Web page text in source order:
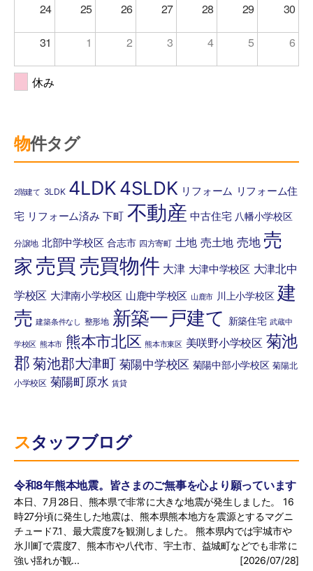
法令の規定に基づく場合
人の生命または財産の保護のため必要がある
場合であって、ご本人の同意を得ることが困
難である場合
のために特に必要がある場合であって、本人
の同意を得ることが困難であるとき
国の機関もしくは地方自治体または、その委
託を受けた者が法令の定める事務を遂行する
ことに対して協力する必要がある場合であっ
て、ご本人の同意を得ることにより当該事務
の遂行に支障を及ぼす恐れが有る場合
（提供する第三者）
売主・売主または当社と販売業務委託契約を
締結した会社または組織
契約の相手方になる者またはその見込み客
お客様の利益のため必要と考える以下の不動
他の宅地建物取引業者への提供*(1)
インターネット広告への掲載及びその掲載業
者、団体*(2)
24 25 26 27 28 29 30
31 1 2 3 4 5 6
休み
物件タグ
2階建て 3LDK 4LDK4SLDK リフォーム リフォーム住
宅 リフォーム済み 下町 不動産 中古住宅 八幡小学校区
分譲地 北部中学校区 合志市 四方寄町 土地 売土地 売地 売
家 売買 売買物件 大津 大津中学校区 大津北中
学校区 大津南小学校区 山鹿中学校区 山鹿市 川上小学校区 建
売 建築条件なし 整形地 新築一戸建て 新築住宅 武蔵中
学校区 熊本市 熊本市北区 熊本市東区 美咲野小学校区 菊池
郡 菊池郡大津町 菊陽中学校区 菊陽中部小学校区 菊陽北
小学校区 菊陽町原水 賃貸
スタッフブログ
令和8年熊本地震。皆さまのご無事を心より願っています
本日、7月28日、熊本県で非常に大きな地震が発生しました。 16
時27分頃に発生した地震は、熊本県熊本地方を震源とするマグニ
チュード7.1、最大震度7を観測しました。 熊本県内では宇城市や
氷川町で震度7、熊本市や八代市、宇土市、益城町などでも非常に
強い揺れが観...
[2026/07/28]